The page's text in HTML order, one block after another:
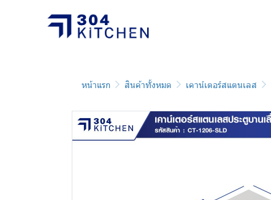
หน้าแรก สินค้าทั้งหมด เคาน์เตอร์สแตนเลส